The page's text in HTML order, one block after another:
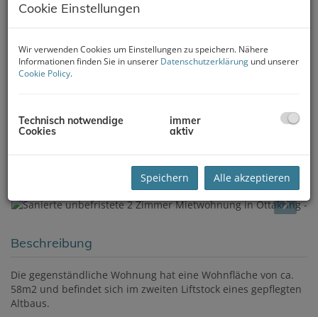
Beschreibung
Die gegenständliche Wohnung hat eine Wohnfläche von ca.
58m2 und befindet sich im zweiten Liftstock eines gepflegten
Altbaus.
Cookie Einstellungen
Wir verwenden Cookies um Einstellungen zu speichern. Nähere
Informationen finden Sie in unserer Datenschutzerklärung und unserer
Cookie Policy.
Technisch notwendige
Cookies
immer
aktiv
Speichern Alle akzeptieren